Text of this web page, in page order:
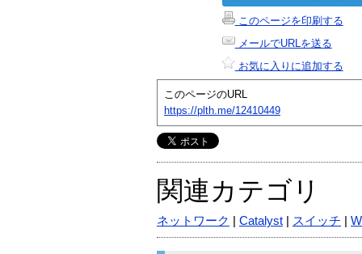
このページを印刷する
メールでURLを送る
お気に入りに追加する
このページのURL
https://plth.me/12410449
関連カテゴリ
ネットワーク Catalyst スイッチ